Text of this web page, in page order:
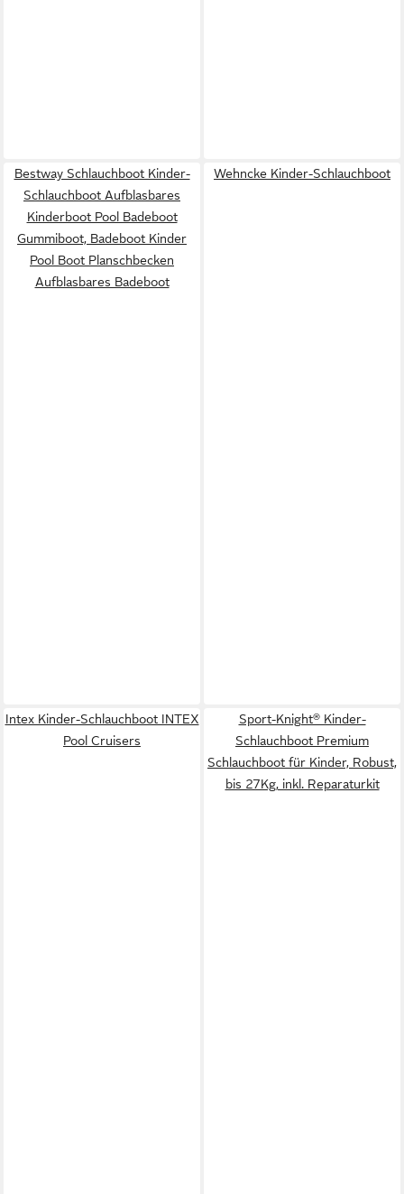
Bestway Schlauchboot Kinder-
Schlauchboot Aufblasbares
Kinderboot Pool Badeboot
Gummiboot, Badeboot Kinder
Pool Boot Planschbecken
Aufblasbares Badeboot
Wehncke Kinder-Schlauchboot
Intex Kinder-Schlauchboot INTEX
Pool Cruisers
Sport-Knight® Kinder-
Schlauchboot Premium
Schlauchboot für Kinder, Robust,
bis 27Kg, inkl. Reparaturkit